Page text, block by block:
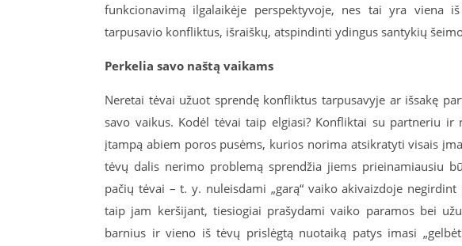
funkcionavimą ilgalaikėje perspektyvoje, nes tai yra
tarpusavio konfliktus, išraiškų, atspindinti ydingus santykių
Perkelia savo naštą vaikams
Neretai tėvai užuot sprendę konfliktus tarpusavyje ar išsakę
savo vaikus. Kodėl tėvai taip elgiasi? Konfliktai su partneriu
įtampą abiem poros pusėms, kurios norima atsikratyti visais
tėvų dalis nerimo problemą sprendžia jiems prieinamiausiu
pačių tėvai – t. y. nuleisdami „garą“ vaiko akivaizdoje
taip jam keršijant, tiesiogiai prašydami vaiko paramos bei
barnius ir vieno iš tėvų prislėgtą nuotaiką patys imasi